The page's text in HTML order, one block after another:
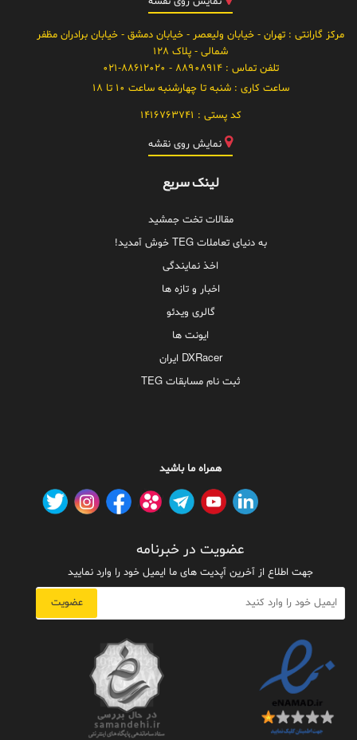
مرکز گارانتی : تهران - خیابان ولیعصر - خیابان دمشق - خیابان برادران مظفر
شمالی - پلاک 128
تلفن تماس :88908914 - 021-88612020
ساعت کاری :شنبه تا چهارشنبه ساعت 10 تا 18
کد پستی : 1416763741
نمایش روی نقشه
لینک سریع
مقالات تخت جمشید
به دنیای تعاملات TEG خوش آمدید!
اخذ نمایندگی
اخبار و تازه ها
گالری ویدئو
ایونت ها
DXRacer ایران
ثبت نام مسابقات TEG
همراه ما باشید
عضویت در خبرنامه
جهت اطلاع از آخرین آپدیت های ما ایمیل خود را وارد نمایید
عضویت